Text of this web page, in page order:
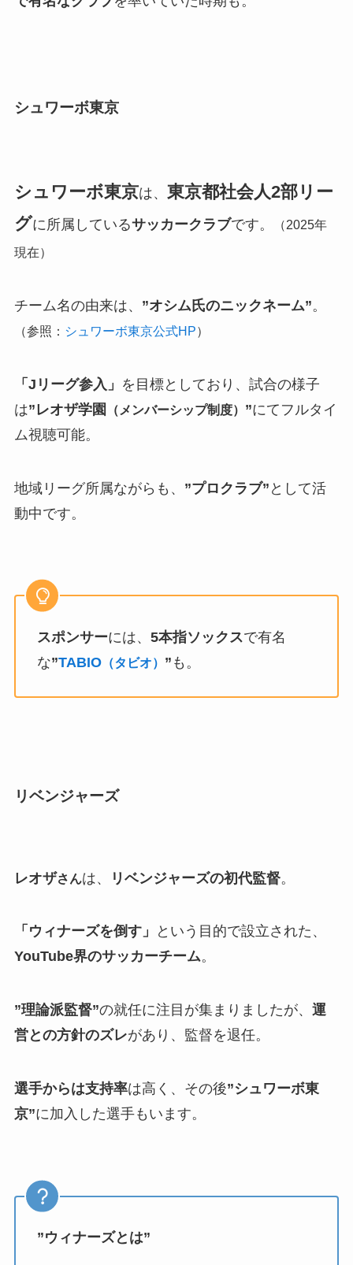
シュワーボ東京
シュワーボ東京は、 東京都社会人2部リー
グに所属しているサッカークラブです。
（2025年
現在）
チーム名の由来は、 ”オシム氏のニックネーム”。
（参照： シュワーボ東京公式HP）
「Jリーグ参入」 を目標としており、試合の様子
は”レオザ学園 （メンバーシップ制度） ”にてフルタイ
ム視聴可能。
地域リーグ所属ながらも、 ”プロクラブ” として活
動中です。
スポンサーには、 5本指ソックスで有名
な”TABIO（タビオ） ” も。
リベンジャーズ
レオザさんは、 リベンジャーズの初代監督。
「ウィナーズを倒す」
という目的で設立された、
YouTube界のサッカーチーム。
”理論派監督”の就任に注目が集まりましたが、 運
営との方針のズレがあり、監督を退任。
選手からは支持率は高く、その後”シュワーボ東
京”に加入した選手もいます。
”ウィナーズとは”